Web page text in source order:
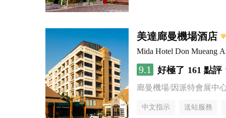
美達廊曼機場酒店
Mida Hotel Don Mueang
9.1 好極了 161 點評
廊曼機場/因派特會展中
中文指示 送站服務